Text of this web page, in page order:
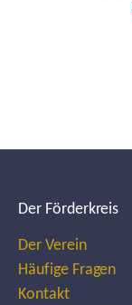
Der Förderkreis
Der Verein
Häufige Fragen
Kontakt